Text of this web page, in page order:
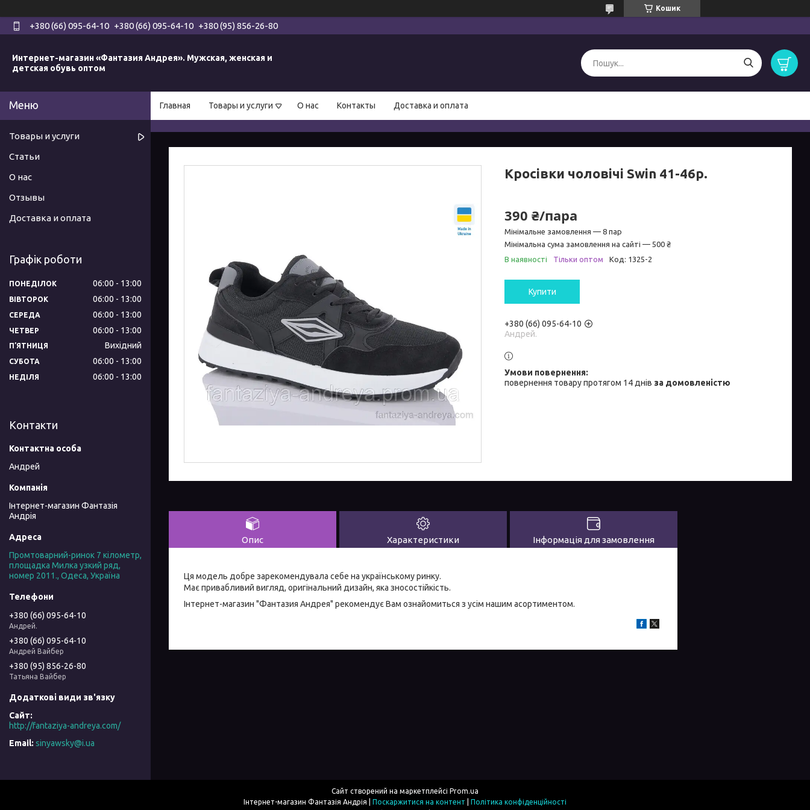
Кошик
+380 (66) 095-64-10 +380 (66) 095-64-10 +380 (95) 856-26-80
Интернет-магазин «Фантазия Андрея». Мужская, женская и
детская обувь оптом
Главная Товары и услуги О нас Контакты Доставка и оплата
Кросівки чоловічі Swin 41-46р.
390 ₴/пара
Мінімальне замовлення — 8 пар
Мінімальна сума замовлення на сайті — 500 ₴
В наявності
Тільки оптом Код: 1325-2
Купити
+380 (66) 095-64-10
Андрей.
повернення товару протягом 14 днів за домовленістю
Опис Характеристики Інформація для замовлення
Ця модель добре зарекомендувала себе на українському ринку.
Має привабливий вигляд, оригінальний дизайн, яка зносостійкість.
Інтернет-магазин "Фантазия Андрея" рекомендує Вам ознайомиться з усім нашим асортиментом.
Товары и услуги
Статьи
О нас
Отзывы
Доставка и оплата
Графік роботи
ПОНЕДІЛОК 06:00 13:00
ВІВТОРОК 06:00 13:00
СЕРЕДА 06:00 13:00
ЧЕТВЕР 06:00 13:00
ПʼЯТНИЦЯ Вихідний
СУБОТА 06:00 13:00
НЕДІЛЯ 06:00 13:00
Контакти
Андрей
Інтернет-магазин Фантазія
Андрія
Промтоварний-ринок 7 кілометр,
площадка Милка узкий ряд,
номер 2011., Одеса, Україна
+380 (66) 095-64-10
Андрей.
+380 (66) 095-64-10
Андрей Вайбер
+380 (95) 856-26-80
Татьяна Вайбер
http://fantaziya-andreya.com/
sinyawsky@i.ua
Сайт створений на маркетплейсі Prom.ua
Поскаржитися на контент
Політика конфіденційності